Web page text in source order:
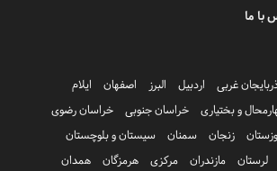
با ما
غربی اردبیل البرز اصفهان
ایلام
و بختیاری خراسان جنوبی
خراسان رضوی
زنجان سمنان
سیستان و بلوچستان
لرستان مازندران مرکزی هرمزگان همدان